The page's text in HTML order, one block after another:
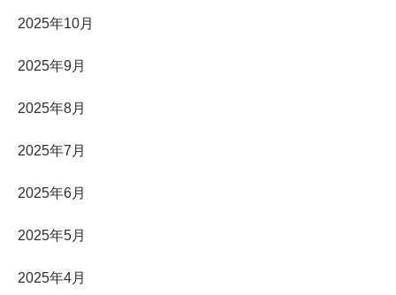
2025年10月
2025年9月
2025年8月
2025年7月
2025年6月
2025年5月
2025年4月